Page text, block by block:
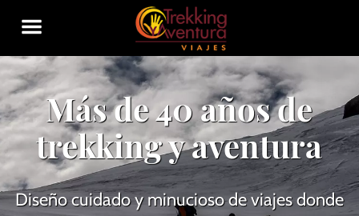
Más de 40 años de
trekking y aventura
Diseño cuidado y minucioso de viajes donde